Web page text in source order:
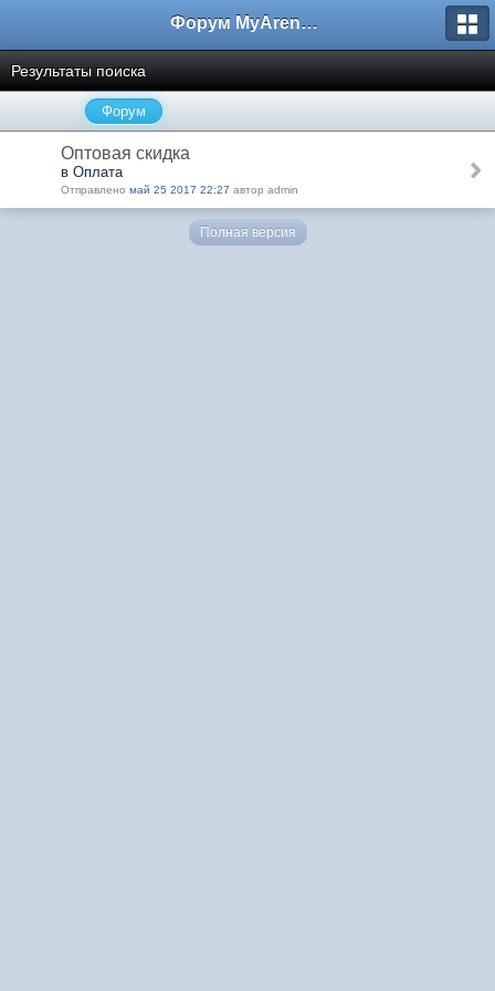
Форум MyArena.ru
Результаты поиска
Форум
Оптовая скидка
в Оплата
Отправлено май 25 2017 22:27 автор admin
Полная версия